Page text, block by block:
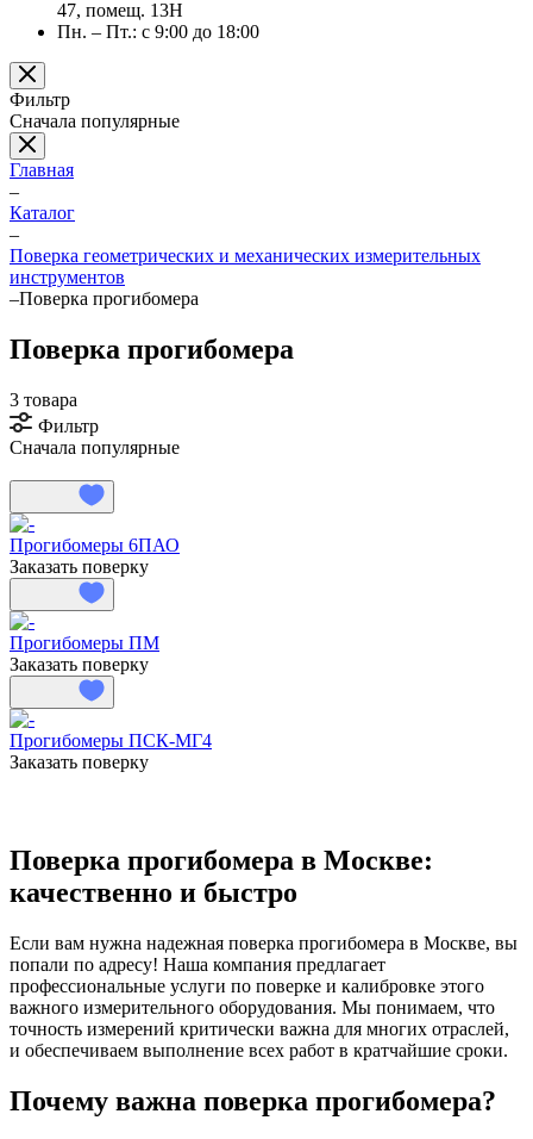
47, помещ. 13Н
Пн. – Пт.: с 9:00 до 18:00
Фильтр
Сначала популярные
Главная
–
Каталог
–
Поверка геометрических и механических измерительных
инструментов
–Поверка прогибомера
Поверка прогибомера
3 товара
Фильтр
Сначала популярные
Прогибомеры 6ПАО
Заказать поверку
Прогибомеры ПМ
Заказать поверку
Прогибомеры ПСК-МГ4
Заказать поверку
Поверка прогибомера в Москве:
качественно и быстро
Если вам нужна надежная поверка прогибомера в Москве, вы
попали по адресу! Наша компания предлагает
профессиональные услуги по поверке и калибровке этого
важного измерительного оборудования. Мы понимаем, что
точность измерений критически важна для многих отраслей,
и обеспечиваем выполнение всех работ в кратчайшие сроки.
Почему важна поверка прогибомера?